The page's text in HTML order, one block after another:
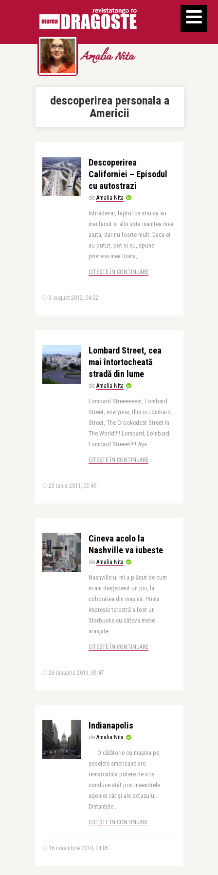
Amalia Nita
descoperirea personala a
Americii
Descoperirea
Californiei – Episodul
cu autostrazi
de Amalia Nita
Intr-adevar, faptul ca stiu ca au
mai facut si altii asta inaintea mea
ajuta, dar nu foarte mult. Daca ei
au putut, pot si eu, spune
prietena mea Diana, ..
CITEȘTE ÎN CONTINUARE
3 august 2012, 04:52
Lombard Street, cea
mai întortocheată
stradă din lume
de Amalia Nita
Lombard Streeeeeeet, Lombard
Street, everyone, this is Lombard
Street, The Crookedest Street In
The World!!!! Lombard, Lombard,
Lombard Streeet!!!! Aşa ..
CITEȘTE ÎN CONTINUARE
23 iunie 2011, 03:49
Cineva acolo la
Nashville va iubeste
de Amalia Nita
Nashville-ul mi-a plăcut de cum
m-am desţepenit un pic, la
coborârea din maşină. Prima
impresie terestră a fost un
Starbucks cu câteva mese
aranjate ..
CITEȘTE ÎN CONTINUARE
26 ianuarie 2011, 05:47
Indianapolis
de Amalia Nita
O călătorie cu maşina pe
şoselele americane are
remarcabila putere de a te
conduce atât prin meendrele
agoniei cât şi ale extazului.
Distanţele ..
CITEȘTE ÎN CONTINUARE
16 noiembrie 2010, 04:05